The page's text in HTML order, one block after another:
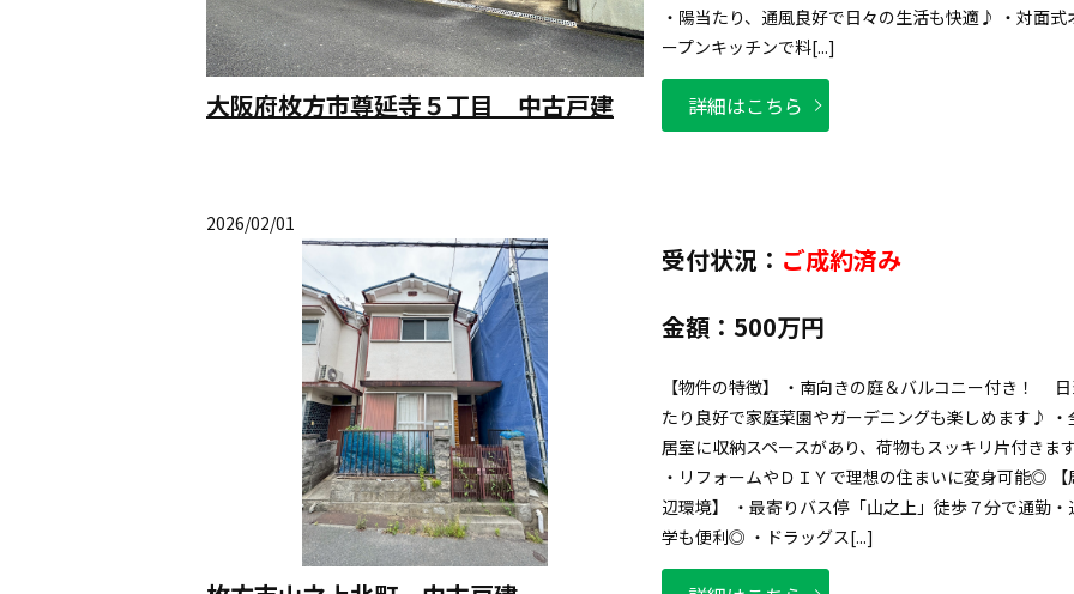
大阪府枚方市尊延寺５丁目 中古戸建
・陽当たり、通風良好で日々の生活も快適♪ ・対面式
ープンキッチンで料[...]
詳細はこちら
2026/02/01
受付状況： ご成約済み
金額： 500万円
【物件の特徴】 ・南向きの庭＆バルコニー付き！ 日
たり良好で家庭菜園やガーデニングも楽しめます♪ ・
居室に収納スペースがあり、荷物もスッキリ片付きます
・リフォームやＤＩＹで理想の住まいに変身可能◎ 【
辺環境】 ・最寄りバス停「山之上」徒歩７分で通勤・
学も便利◎ ・ドラッグス[...]